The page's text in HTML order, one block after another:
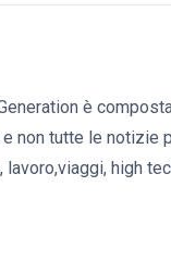
è
non tutte le notizie
high